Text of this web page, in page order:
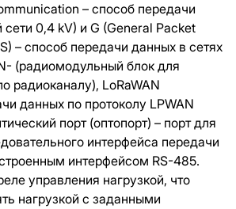
– способ передачи
0,4 kV) и G (General Packet
– способ передачи данных в сетях
(радиомодульный блок для
радиоканалу), LoRaWAN
данных по протоколу LPWAN
порт (оптопорт) – порт для
интерфейса передачи
интерфейсом RS-485.
управления нагрузкой, что
нагрузкой с заданными